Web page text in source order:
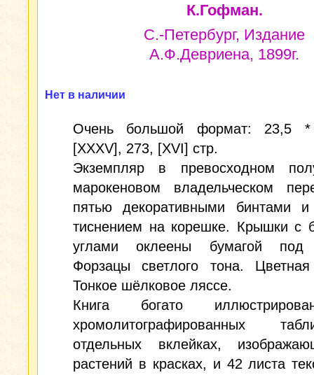
К.Гофман.
С.-Петербург, Издание
А.Ф.Девриена, 1899г.
Нет в наличии
Очень большой формат: 23,5 *
[XXXV], 273, [XVI] стр.
Экземпляр в превосходном
марокеновом владельческом
пятью декоративными бинтами
тиснением на корешке. Крышки с
углами оклеены бумагой под
Форзацы светлого тона. Цветная
Тонкое шёлковое ляссе.
Книга богато
хромолитографированных
отдельных вклейках,
растений в красках, и 42 листа